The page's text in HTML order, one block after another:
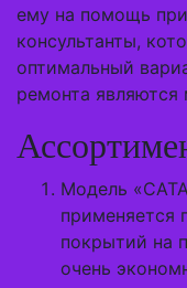
ему на помощь
консультанты,
оптимальный
ремонта
Модель
применяется
покрытий на
очень